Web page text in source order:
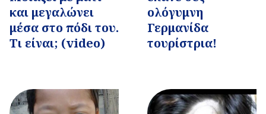
και μεγαλώνει
μέσα στο πόδι του.
Tι είναι; (video)
ολόγυμνη
Γερμανίδα
τουρίστρια!